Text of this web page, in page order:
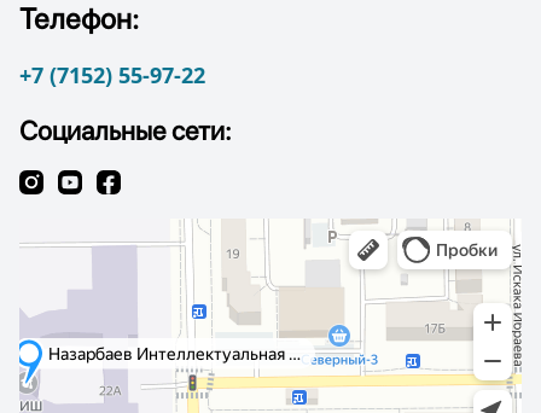
Телефон:
+7 (7152) 55-97-22
Социальные сети: